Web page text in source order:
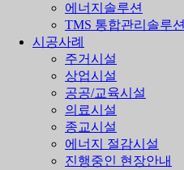
에너지솔루션
TMS 통합관리솔루션
시공사례
주거시설
상업시설
공공/교육시설
의료시설
종교시설
에너지 절감시설
진행중인 현장안내